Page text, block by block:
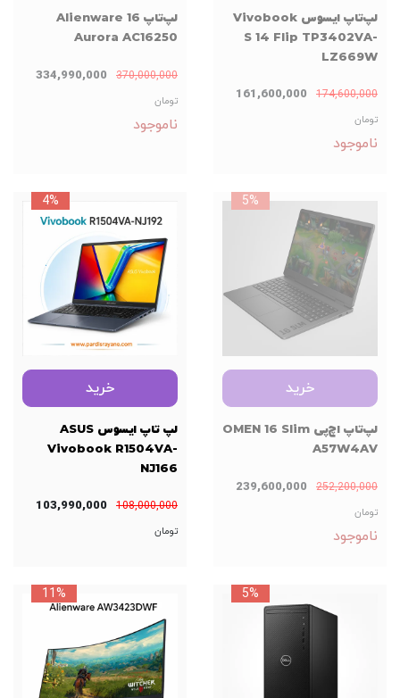
لپ‌تاپ ایسوس Vivobook
S 14 Flip TP3402VA-
LZ669W
174,600,000
161,600,000
تومان
ناموجود
لپ‌تاپ Alienware 16
Aurora AC16250
370,000,000
334,990,000
تومان
ناموجود
خرید
لپ‌تاپ اچ‌پی OMEN 16 Slim
A57W4AV
252,200,000
239,600,000
تومان
5%
ناموجود
خرید
لپ تاپ ایسوس ASUS
Vivobook R1504VA-
NJ166
108,000,000
103,990,000
تومان
4%
5%
11%